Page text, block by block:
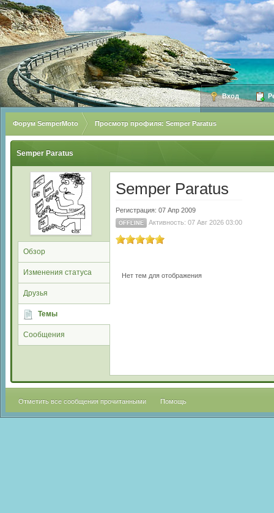
Вход
Форум SemperMoto Просмотр профиля: Semper Paratus
Semper Paratus
Обзор
Изменения статуса
Друзья
Темы
Сообщения
Semper Paratus
Регистрация: 07 Апр 2009
OFFLINE Активность: 07 Авг 2026 03:00
Нет тем для отображения
Отметить все сообщения прочитанными Помощь